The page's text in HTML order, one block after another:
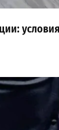
условия